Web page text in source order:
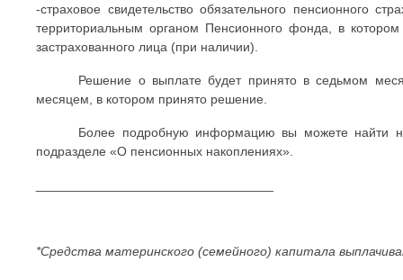
-страховое свидетельство обязательного пенсионного
территориальным органом Пенсионного фонда, в
застрахованного лица (при наличии).
Решение о выплате будет принято в седьмом
месяцем, в котором принято решение.
Более подробную информацию вы можете найти
подразделе «О пенсионных накоплениях».
*Средства материнского (семейного) капитала